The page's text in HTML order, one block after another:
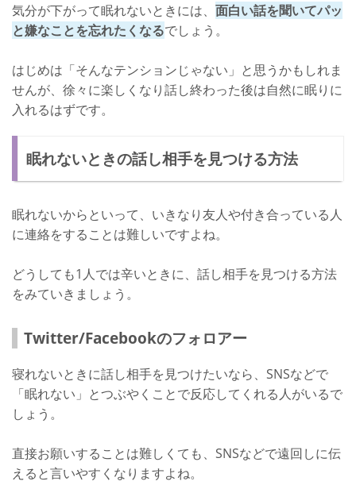
気分が下がって眠れないときには、 面白い話を聞いてパッ
と嫌なことを忘れたくなるでしょう。
はじめは「そんなテンションじゃない」と思うかもしれま
せんが、徐々に楽しくなり話し終わった後は自然に眠りに
入れるはずです。
眠れないときの話し相手を見つける方法
眠れないからといって、いきなり友人や付き合っている人
に連絡をすることは難しいですよね。
どうしても1人では辛いときに、話し相手を見つける方法
をみていきましょう。
Twitter/Facebookのフォロアー
寝れないときに話し相手を見つけたいなら、SNSなどで
「眠れない」とつぶやくことで反応してくれる人がいるで
しょう。
直接お願いすることは難しくても、SNSなどで遠回しに伝
えると言いやすくなりますよね。